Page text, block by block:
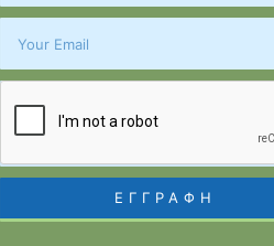
ΕΓΓΡΑΦΗ